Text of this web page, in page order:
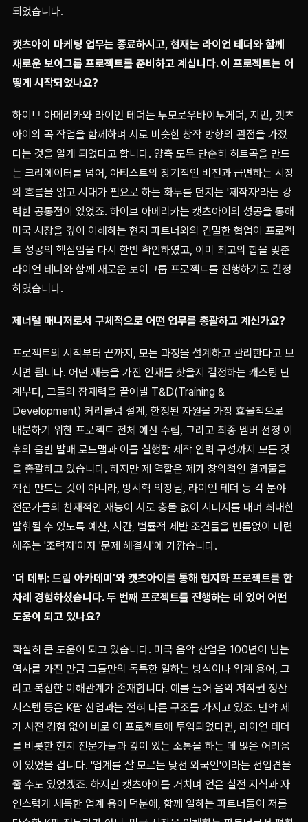
되었습니다.
캣츠아이 마케팅 업무는 종료하시고, 현재는 라이언 테더와 함께
새로운 보이그룹 프로젝트를 준비하고 계십니다. 이 프로젝트는 어
떻게 시작되었나요?
하이브 아메리카와 라이언 테더는 투모로우바이투게더, 지민, 캣츠
아이의 곡 작업을 함께하며 서로 비슷한 창작 방향의 관점을 가졌
다는 것을 알게 되었다고 합니다. 양측 모두 단순히 히트곡을 만드
는 크리에이터를 넘어, 아티스트의 장기적인 비전과 급변하는 시장
의 흐름을 읽고 시대가 필요로 하는 화두를 던지는 '제작자'라는 강
력한 공통점이 있었죠. 하이브 아메리카는 캣츠아이의 성공을 통해
미국 시장을 깊이 이해하는 현지 파트너와의 긴밀한 협업이 프로젝
트 성공의 핵심임을 다시 한번 확인하였고, 이미 최고의 합을 맞춘
라이언 테더와 함께 새로운 보이그룹 프로젝트를 진행하기로 결정
하였습니다.
제너럴 매니저로서 구체적으로 어떤 업무를 총괄하고 계신가요?
프로젝트의 시작부터 끝까지, 모든 과정을 설계하고 관리한다고 보
시면 됩니다. 어떤 재능을 가진 인재를 찾을지 결정하는 캐스팅 단
계부터, 그들의 잠재력을 끌어낼 T&D(Training &
Development) 커리큘럼 설계, 한정된 자원을 가장 효율적으로
배분하기 위한 프로젝트 전체 예산 수립, 그리고 최종 멤버 선정 이
후의 음반 발매 로드맵과 이를 실행할 제작 인력 구성까지 모든 것
을 총괄하고 있습니다. 하지만 제 역할은 제가 창의적인 결과물을
직접 만드는 것이 아니라, 방시혁 의장님, 라이언 테더 등 각 분야
전문가들의 천재적인 재능이 서로 충돌 없이 시너지를 내며 최대한
발휘될 수 있도록 예산, 시간, 법률적 제반 조건들을 빈틈없이 마련
해주는 '조력자'이자 '문제 해결사'에 가깝습니다.
'더 데뷔: 드림 아카데미'와 캣츠아이를 통해 현지화 프로젝트를 한
차례 경험하셨습니다. 두 번째 프로젝트를 진행하는 데 있어 어떤
도움이 되고 있나요?
확실히 큰 도움이 되고 있습니다. 미국 음악 산업은 100년이 넘는
역사를 가진 만큼 그들만의 독특한 일하는 방식이나 업계 용어, 그
리고 복잡한 이해관계가 존재합니다. 예를 들어 음악 저작권 정산
시스템 등은 K팝 산업과는 전혀 다른 구조를 가지고 있죠. 만약 제
가 사전 경험 없이 바로 이 프로젝트에 투입되었다면, 라이언 테더
를 비롯한 현지 전문가들과 깊이 있는 소통을 하는 데 많은 어려움
이 있었을 겁니다. '업계를 잘 모르는 낯선 외국인'이라는 선입견을
줄 수도 있었겠죠. 하지만 캣츠아이를 거치며 얻은 실전 지식과 자
연스럽게 체득한 업계 용어 덕분에, 함께 일하는 파트너들이 저를